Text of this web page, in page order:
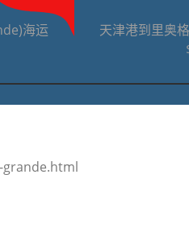
海运
天津港到里奥
grande.html